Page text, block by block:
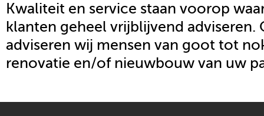
Kwaliteit en service staan voorop
klanten geheel vrijblijvend adviseren.
adviseren wij mensen van goot tot
renovatie en/of nieuwbouw van uw